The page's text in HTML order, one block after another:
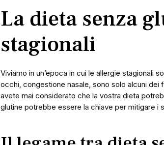
La dieta senza
stagionali
Viviamo in un’epoca in cui le allergie stagionali
occhi, congestione nasale, sono solo alcuni dei
avete mai considerato che la vostra dieta
glutine potrebbe essere la chiave per mitigare i